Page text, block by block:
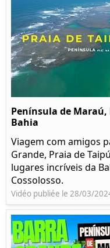
Península de Maraú,
Bahia
Viagem com amigos
Grande, Praia de
lugares incríveis da
Cossolosso.
Vidéo publiée le 28/03/